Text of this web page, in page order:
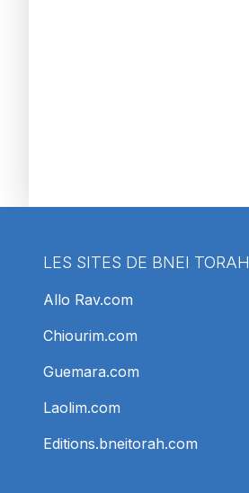
LES SITES DE BNEI TORAH
Allo Rav.com
Chiourim.com
Guemara.com
Laolim.com
Editions.bneitorah.com